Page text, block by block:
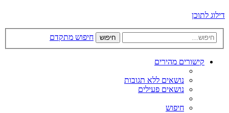
דילוג לתוכן
חיפוש חיפוש מתקדם
קישורים מהירים
נושאים ללא תגובות
נושאים פעילים
חיפוש